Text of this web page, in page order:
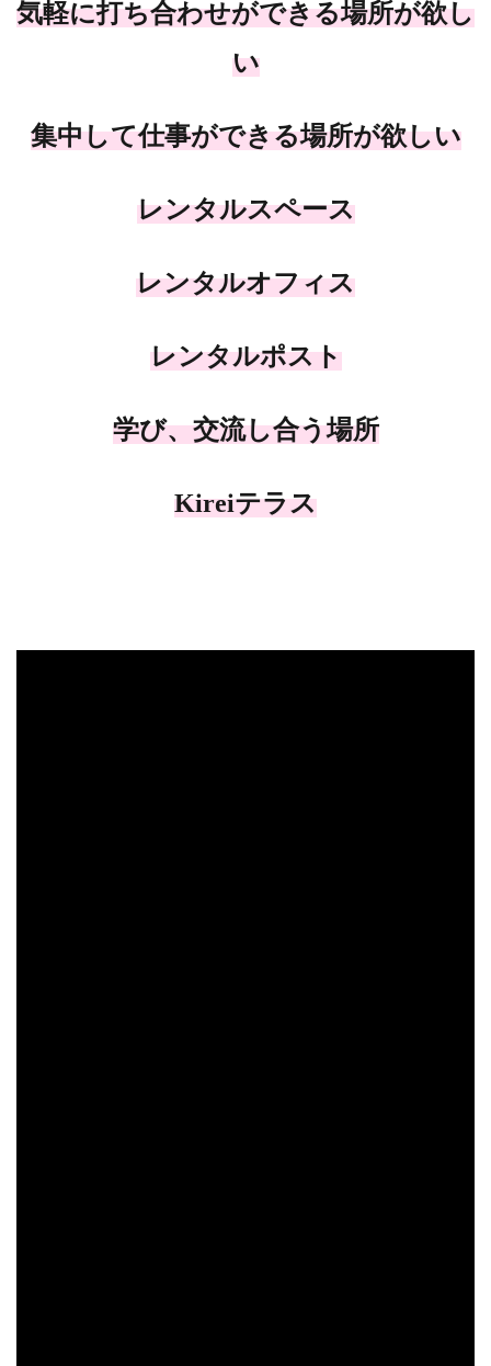
気軽に打ち合わせができる場所が欲し
い
集中して仕事ができる場所が欲しい
レンタルスペース
レンタルオフィス
レンタルポスト
学び、交流し合う場所
Kireiテラス